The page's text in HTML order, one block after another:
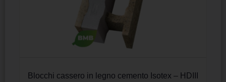
Blocchi cassero in legno cemento Isotex – HDIII